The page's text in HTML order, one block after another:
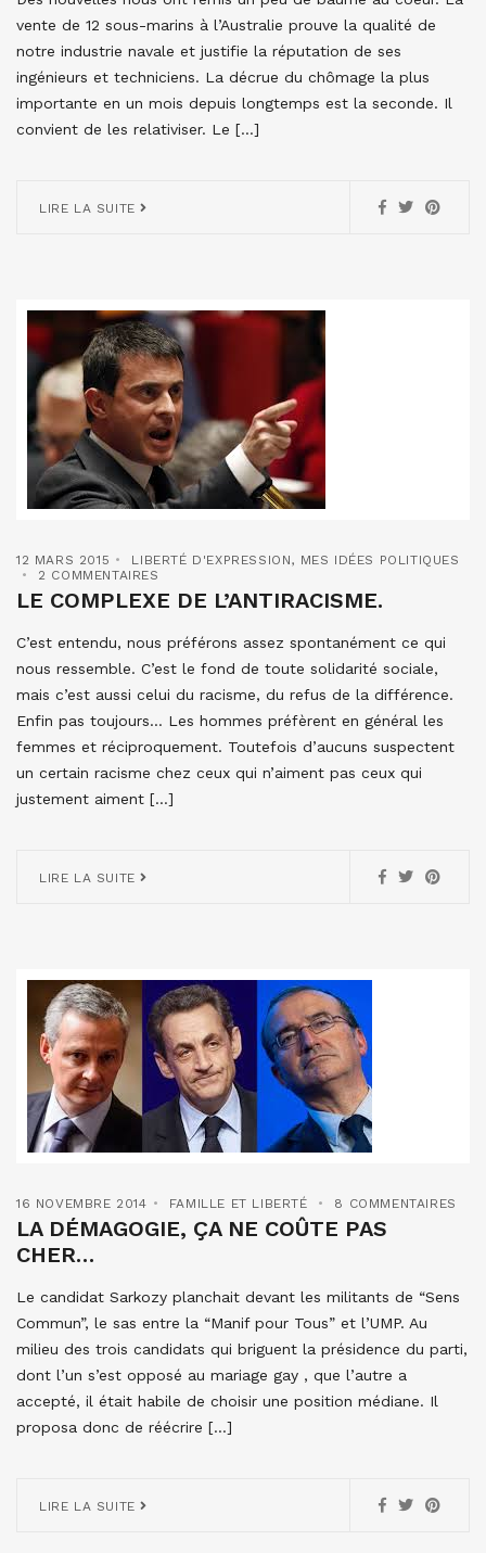
vente de 12 sous-marins à l’Australie prouve la qualité de
notre industrie navale et justifie la réputation de ses
ingénieurs et techniciens. La décrue du chômage la plus
importante en un mois depuis longtemps est la seconde. Il
convient de les relativiser. Le […]
LIRE LA SUITE
12 MARS 2015 LIBERTÉ D'EXPRESSION, MES IDÉES POLITIQUES
2 COMMENTAIRES
LE COMPLEXE DE L’ANTIRACISME.
C’est entendu, nous préférons assez spontanément ce qui
nous ressemble. C’est le fond de toute solidarité sociale,
mais c’est aussi celui du racisme, du refus de la différence.
Enfin pas toujours… Les hommes préfèrent en général les
femmes et réciproquement. Toutefois d’aucuns suspectent
un certain racisme chez ceux qui n’aiment pas ceux qui
justement aiment […]
LIRE LA SUITE
16 NOVEMBRE 2014 FAMILLE ET LIBERTÉ 8 COMMENTAIRES
LA DÉMAGOGIE, ÇA NE COÛTE PAS
CHER…
Le candidat Sarkozy planchait devant les militants de “Sens
Commun”, le sas entre la “Manif pour Tous” et l’UMP. Au
milieu des trois candidats qui briguent la présidence du parti,
dont l’un s’est opposé au mariage gay , que l’autre a
accepté, il était habile de choisir une position médiane. Il
proposa donc de réécrire […]
LIRE LA SUITE